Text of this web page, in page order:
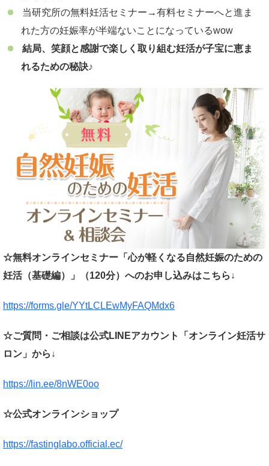
当研究所の無料妊活セミナー→有料セミナーへと進ま
れた方の妊娠率が半端ないことになっているwow
結局、笑顔と感謝で楽しく取り組む妊活が子宝に恵ま
れるための秘訣♪
☆無料オンラインセミナー「心が軽くなる自然妊娠のための
妊活（基礎編）」（120分）へのお申し込みはこちら↓
https://forms.gle/YYtLCLEwMyFAQMdx6
☆ご質問・ご相談は公式LINEアカウント「オンライン妊活サ
ロン」から↓
https://lin.ee/8nWE0oo
☆公式オンラインショップ
https://fastinglabo.official.ec/